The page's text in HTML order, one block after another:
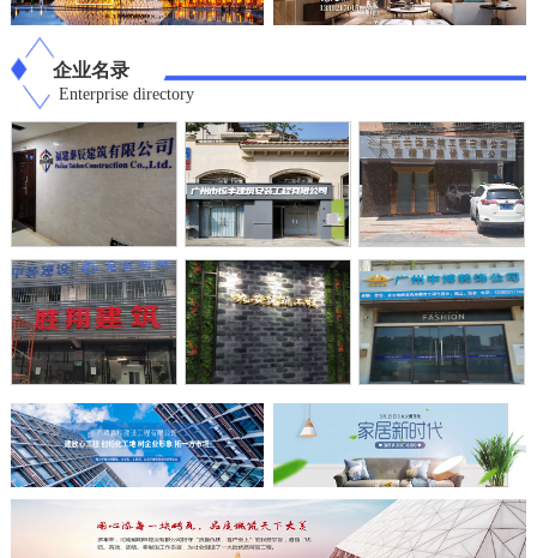
企业名录
Enterprise directory